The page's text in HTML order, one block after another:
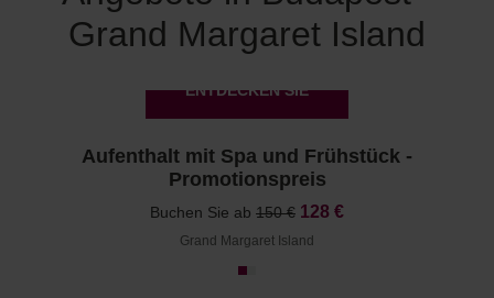
Grand Margaret Island
ENTDECKEN SIE
Aufenthalt mit Spa und Frühstück -
Promotionspreis
Buchen Sie ab 150 € 128 €
Grand Margaret Island